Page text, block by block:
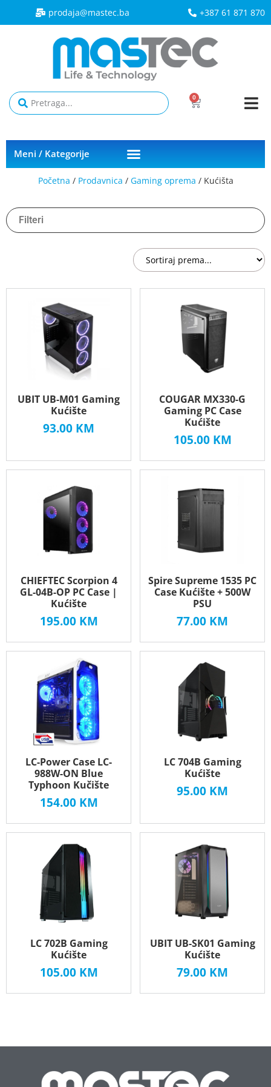
prodaja@mastec.ba​ +387 61 871 870
0
Meni / Kategorije
Početna / Prodavnica / Gaming oprema / Kućišta
Filteri
UBIT UB-M01 Gaming
Kućište
93.00 KM
COUGAR MX330-G
Gaming PC Case
Kućište
105.00 KM
CHIEFTEC Scorpion 4
GL-04B-OP PC Case |
Kućište
195.00 KM
Spire Supreme 1535 PC
Case Kućište + 500W
PSU
77.00 KM
LC-Power Case LC-
988W-ON Blue
Typhoon Kučište
154.00 KM
LC 704B Gaming
Kućište
95.00 KM
LC 702B Gaming
Kućište
105.00 KM
UBIT UB-SK01 Gaming
Kućište
79.00 KM